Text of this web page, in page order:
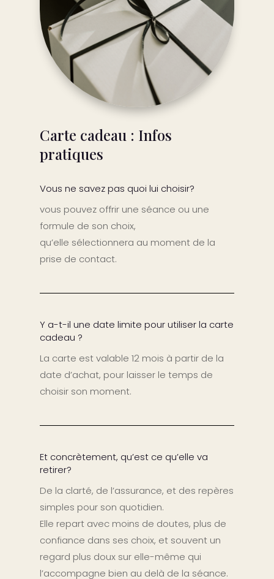
Carte cadeau : Infos
pratiques
Vous ne savez pas quoi lui choisir?
vous pouvez offrir une séance ou une
formule de son choix,
qu’elle sélectionnera au moment de la
prise de contact.
Y a-t-il une date limite pour utiliser la carte
cadeau ?
La carte est valable 12 mois à partir de la
date d’achat, pour laisser le temps de
choisir son moment.
Et concrètement, qu’est ce qu’elle va
retirer?
De la clarté, de l’assurance, et des repères
simples pour son quotidien.
Elle repart avec moins de doutes, plus de
confiance dans ses choix, et souvent un
regard plus doux sur elle-même qui
l’accompagne bien au delà de la séance.